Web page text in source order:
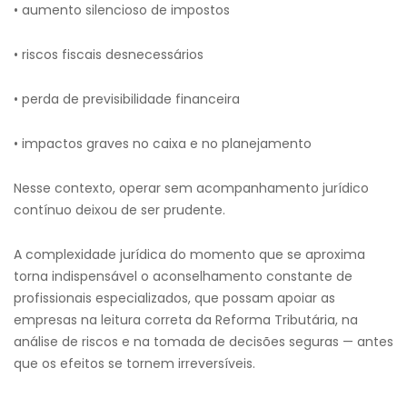
• aumento silencioso de impostos
• riscos fiscais desnecessários
• perda de previsibilidade financeira
• impactos graves no caixa e no planejamento
Nesse contexto, operar sem acompanhamento jurídico
contínuo deixou de ser prudente.
A complexidade jurídica do momento que se aproxima
torna indispensável o aconselhamento constante de
profissionais especializados, que possam apoiar as
empresas na leitura correta da Reforma Tributária, na
análise de riscos e na tomada de decisões seguras — antes
que os efeitos se tornem irreversíveis.